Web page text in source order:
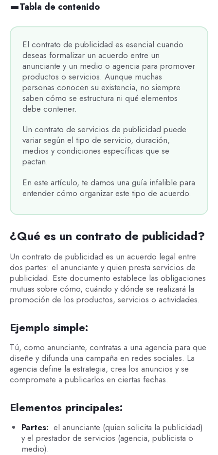
El contrato de publicidad es esencial cuando
deseas formalizar un acuerdo entre un
anunciante y un medio o agencia para promover
productos o servicios. Aunque muchas
personas conocen su existencia, no siempre
saben cómo se estructura ni qué elementos
debe contener.
Un contrato de servicios de publicidad puede
variar según el tipo de servicio, duración,
medios y condiciones específicas que se
pactan.
En este artículo, te damos una guía infalible para
entender cómo organizar este tipo de acuerdo.
Tabla de contenido
¿Qué es un contrato de publicidad?
Un contrato de publicidad es un acuerdo legal entre
dos partes: el anunciante y quien presta servicios de
publicidad. Este documento establece las obligaciones
mutuas sobre cómo, cuándo y dónde se realizará la
promoción de los productos, servicios o actividades.
Ejemplo simple:
Tú, como anunciante, contratas a una agencia para que
diseñe y difunda una campaña en redes sociales. La
agencia define la estrategia, crea los anuncios y se
compromete a publicarlos en ciertas fechas.
Elementos principales:
Partes: el anunciante (quien solicita la publicidad)
y el prestador de servicios (agencia, publicista o
medio).